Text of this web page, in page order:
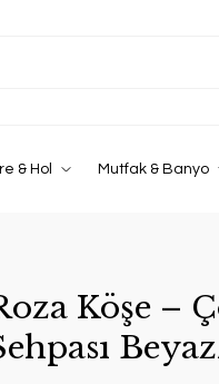
& Hol Mutfak & Banyo
Köşe –